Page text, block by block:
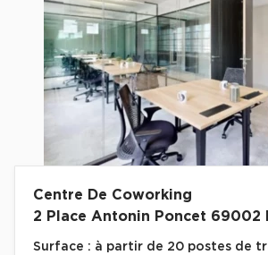
Centre De Coworking
2 Place Antonin Poncet 69002
Surface : à partir de 20 postes de